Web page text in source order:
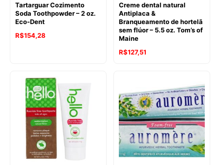
Tartarguar Cozimento
Soda Toothpowder – 2 oz.
Eco-Dent
R$154,28
Creme dental natural
Antiplaca &
Branqueamento de hortelã
sem flúor – 5.5 oz. Tom’s of
Maine
O
R$154,49.
R$127,51
é:
R$127,51.